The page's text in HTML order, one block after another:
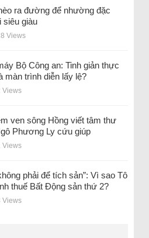
ra đường để nhường đặc
siêu giàu
Views
Bộ Công an: Tinh giản thực
màn trình diễn lấy lệ?
Views
ven sông Hồng viết tâm thư
Phương Ly cứu giúp
Views
phải để tích sản”: Vì sao Tô
thuế Bất Động sản thứ 2?
Views